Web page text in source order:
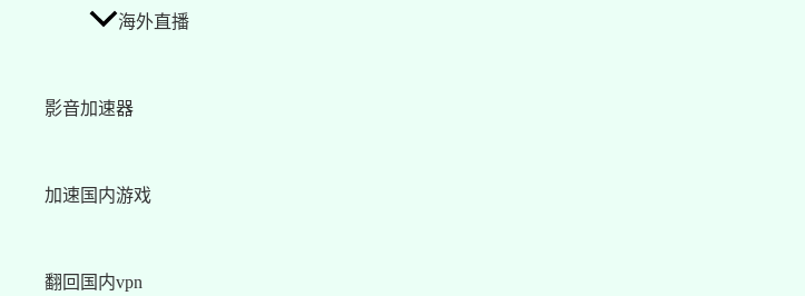
海外直播
影音加速器
加速国内游戏
翻回国内vpn